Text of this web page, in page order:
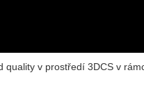
qua­li­ty v pro­stře­dí 3DCS v